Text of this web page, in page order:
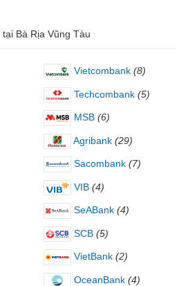
Bà Rịa Vũng Tàu
Vietcombank (8)
Techcombank (5)
MSB (6)
Agribank (29)
Sacombank (7)
VIB (4)
SeABank (4)
SCB (5)
VietBank (2)
OceanBank (4)